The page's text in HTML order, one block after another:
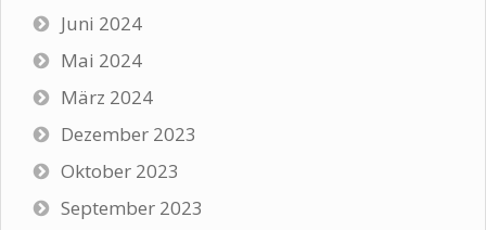
Juni 2024
Mai 2024
März 2024
Dezember 2023
Oktober 2023
September 2023